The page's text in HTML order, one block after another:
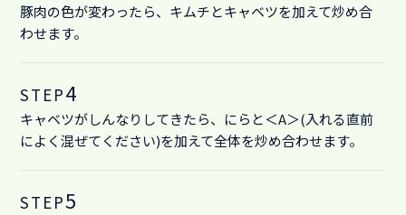
豚肉の色が変わったら、キムチとキャベツを加えて炒め合
わせます。
STEP4
キャベツがしんなりしてきたら、にらと＜A＞(入れる直前
によく混ぜてください)を加えて全体を炒め合わせます。
STEP5